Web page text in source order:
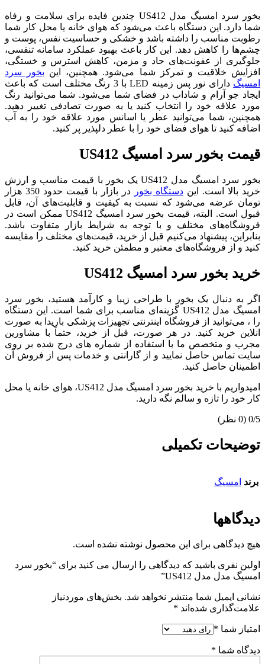
بخور سرد امسیگ مدل US412 چندین فایده برای سلامت و رفاه
شما دارد. این دستگاه باعث می‌شود که هوای خانه یا محل کار شما
رطوبت مناسب را داشته باشد و خشکی و حساسیت نفس، پوست و
چشم‌ها را کاهش دهد. این کار باعث بهبود عملکرد سامانه تنفسی،
جلوگیری از عفونت‌های حاد و مزمن، کاهش استرس و خستگی،
افزایش خلاقیت و تمرکز شما می‌شود. همچنین، این بخور سرد
امسیگ
دارای نور پس زمینه LED با 3 رنگ مختلف است که باعث
ایجاد جو آرام و شاداب در فضای شما می‌شود. شما می‌توانید رنگ
مورد علاقه خود را انتخاب کنید یا به صورت تصادفی تغییر دهید.
همچنین، شما می‌توانید عطر یا اسانس مورد علاقه خود را به آب
اضافه کنید تا هوای فضای خود را با عطر دلپذیر پر کنید.
قیمت بخور سرد امسیگ US412
بخور سرد امسیگ مدل US412 یک بخور با قیمت مناسب و ارزش
خرید بالا است. این دستگاه بخور
در بازار با قیمت حدود 350 هزار
تومان عرضه می‌شود که نسبت به کیفیت و قابلیت‌های آن، قابل
قبول است. البته، قیمت بخور سرد امسیگ US412 ممکن است در
فروشگاه‌های مختلف و با توجه به شرایط بازار متفاوت باشد.
بنابراین، پیشنهاد می‌کنیم قبل از خرید، قیمت‌های مختلف را مقایسه
کنید و از فروشگاه‌های معتبر و مطمئن خرید کنید.
خرید بخور سرد امسیگ US412
اگر به دنبال یک بخور با طراحی زیبا و کارآمد هستید، بخور سرد
امسیگ مدل US412 گزینه‌ای مناسب برای شما است. این دستگاه
را ، می‌توانید از فروشگاه اینترنتی تجهیزات پزشکی باریدا به صورت
انلاین خرید کنید. در هر صورت، قبل از خرید، حتماً با مشاورین
مجرب و متخصص ما با استفاده از شماره های درج شده بر روی
سایت تماس حاصل نمایید و از گارانتی و خدمات پس از فروش آن
اطمینان حاصل کنید.
امیدواریم با خرید بخور سرد امسیگ مدل US412، هوای خانه یا محل
کار خود را تازه و سالم نگه دارید.
‫0/5 ‫(0 نظر)
توضیحات تکمیلی
برند امسیگ
دیدگاهها
هیچ دیدگاهی برای این محصول نوشته نشده است.
اولین نفری باشید که دیدگاهی را ارسال می کنید برای “بخور سرد
امسیگ مدل مدل US412”
نشانی ایمیل شما منتشر نخواهد شد. بخش‌های موردنیاز
علامت‌گذاری شده‌اند *
امتیاز شما *
دیدگاه شما *